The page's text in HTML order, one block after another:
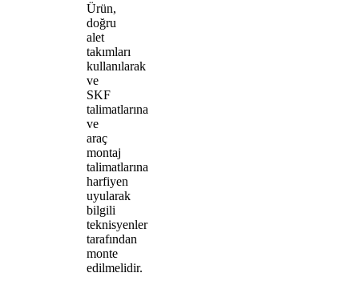
Ürün,
doğru
alet
takımları
kullanılarak
ve
SKF
talimatlarına
ve
araç
montaj
talimatlarına
harfiyen
uyularak
bilgili
teknisyenler
tarafından
monte
edilmelidir.